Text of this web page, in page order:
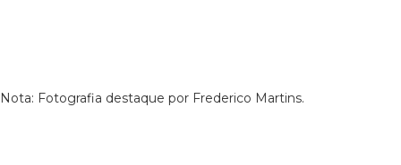
Nota: Fotografia destaque por Frederico Martins.